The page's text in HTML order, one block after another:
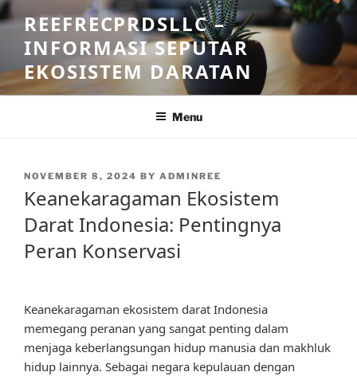
Skip
to
content
REEFRECPRDSLLC –
INFORMASI SEPUTAR
EKOSISTEM DARATAN
Menu
POSTED
NOVEMBER 8, 2024 BY ADMINREE
Keanekaragaman Ekosistem
Darat Indonesia: Pentingnya
Peran Konservasi
Keanekaragaman ekosistem darat Indonesia
memegang peranan yang sangat penting dalam
menjaga keberlangsungan hidup manusia dan makhluk
hidup lainnya. Sebagai negara kepulauan dengan